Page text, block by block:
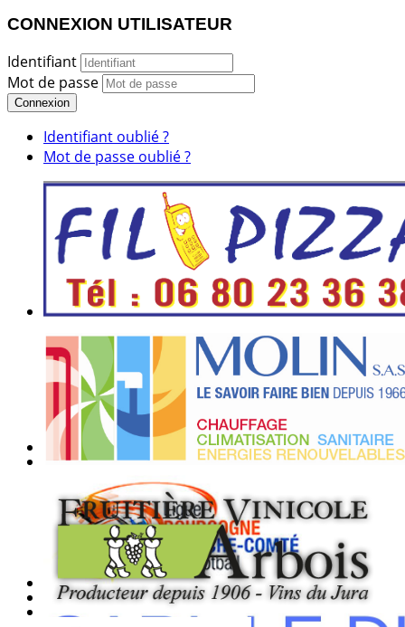
CONNEXION UTILISATEUR
Identifiant
Mot de passe
Connexion
Identifiant oublié ?
Mot de passe oublié ?